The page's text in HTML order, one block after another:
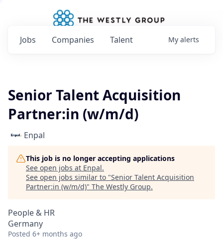
Jobs Companies Talent My alerts
Senior Talent Acquisition
Partner:in (w/m/d)
Enpal
This job is no longer accepting applications
See open jobs at Enpal.
See open jobs similar to "Senior Talent Acquisition
Partner:in (w/m/d)" The Westly Group.
People & HR
Germany
Posted 6+ months ago